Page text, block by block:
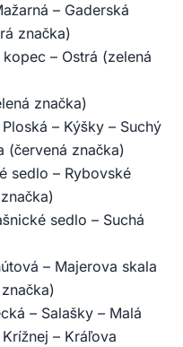
– Gaderská
značka)
– Ostrá (zelená
značka)
– Kýšky – Suchý
(červená značka)
sedlo – Rybovské
sedlo – Suchá
– Majerova skala
– Salašky – Malá
– Kráľova